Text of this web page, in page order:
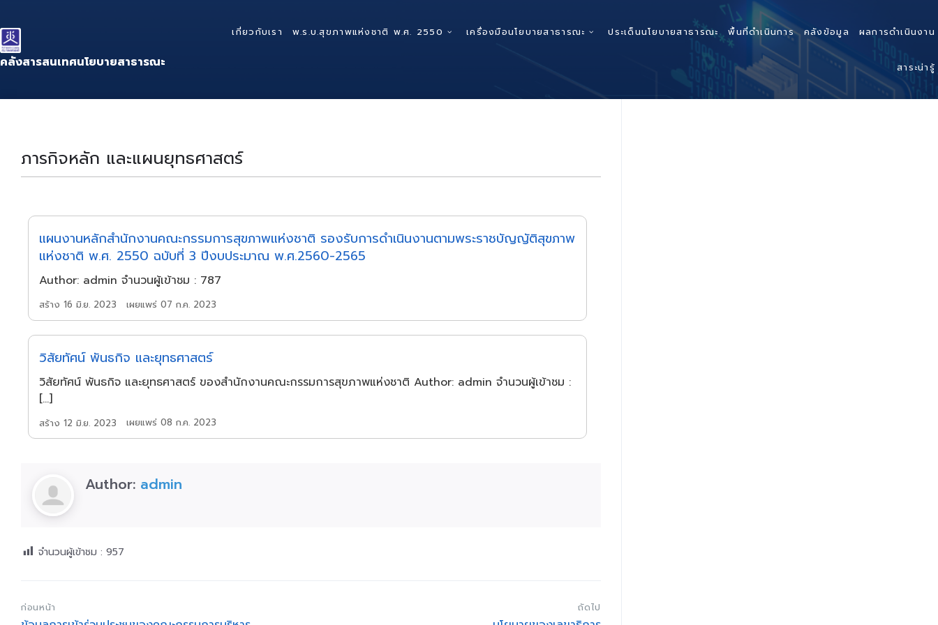
to
content
to
main
navigation
to
footer
คลังสารสนเทศนโยบายสาธารณะ
เกี่ยวกับเรา พ.ร.บ.สุขภาพแห่งชาติ พ.ศ. 2550 เครื่องมือนโยบายสาธารณะ ประเด็นนโยบายสาธารณะ พื้นที่ดำเนินการ คลังข้อมูล ผลการดำเนินงาน
สาระน่ารู้
ภารกิจหลัก และแผนยุทธศาสตร์
แผนงานหลักสำนักงานคณะกรรมการสุขภาพแห่งชาติ รองรับการดำเนินงานตามพระราชบัญญัติสุขภาพ
แห่งชาติ พ.ศ. 2550 ฉบับที่ 3 ปีงบประมาณ พ.ศ.2560-2565
Author: admin จำนวนผู้เข้าชม : 787
สร้าง 16 มิ.ย. 2023 เผยแพร่ 07 ก.ค. 2023
วิสัยทัศน์ พันธกิจ และยุทธศาสตร์
วิสัยทัศน์ พันธกิจ และยุทธศาสตร์ ของสำนักงานคณะกรรมการสุขภาพแห่งชาติ Author: admin จำนวนผู้เข้าชม :
[…]
สร้าง 12 มิ.ย. 2023 เผยแพร่ 08 ก.ค. 2023
Author: admin
จำนวนผู้เข้าชม : 957
ถัดไป
ก่อนหน้า